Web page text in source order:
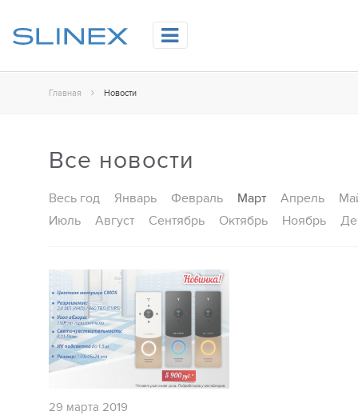
Главная Новости
Все новости
Весь год Январь Февраль Март Апрель
Июль
Август Сентябрь Октябрь Ноябрь
29 марта 2019